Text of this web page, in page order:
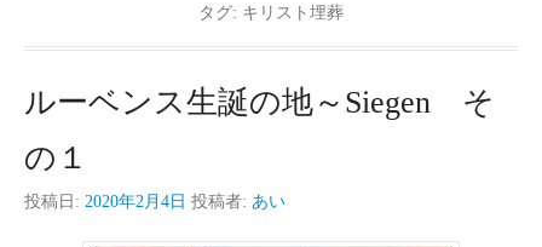
タグ: キリスト埋葬
ルーベンス生誕の地～Siegen そ
の１
投稿日: 2020年2月4日 投稿者: あい